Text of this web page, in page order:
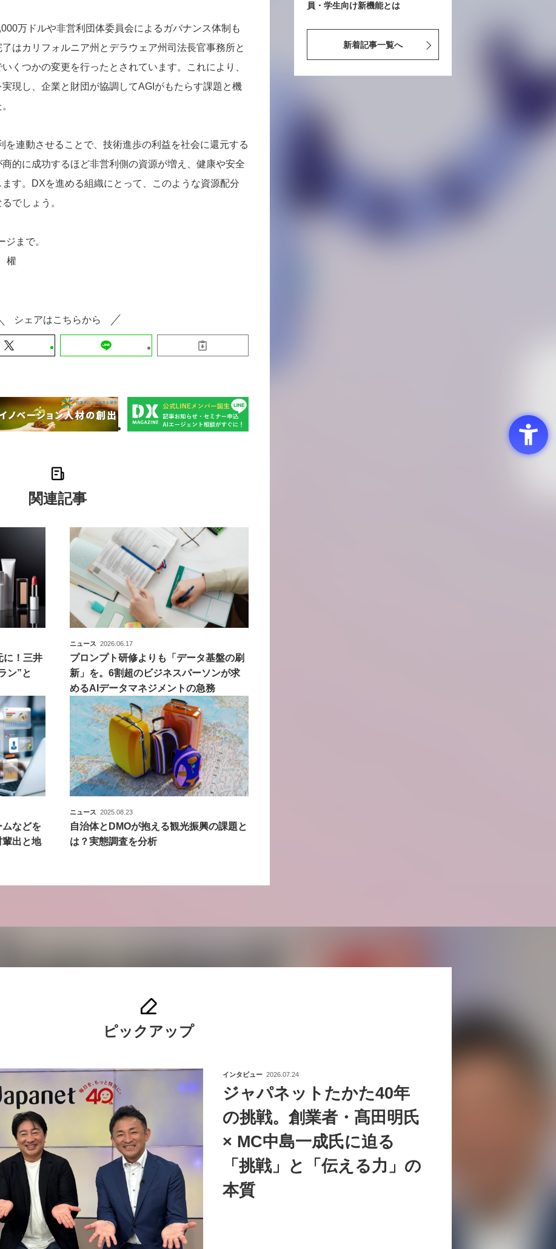
万ドルや非営利団体委員会によるガバナンス体制も
はカリフォルニア州とデラウェア州司法長官事務所と
くつかの変更を行ったとされています。これにより、
現し、企業と財団が協調してAGIがもたらす課題と機
を連動させることで、技術進歩の利益を社会に還元する
的に成功するほど非営利側の資源が増え、健康や安全
す。DXを進める組織にとって、このような資源配分
でしょう。
まで。
權
シェアはこちらから
関連記事
に！三井
ン”と
ニュース 2026.06.17
プロンプト研修よりも「データ基盤の刷
新」を。6割超のビジネスパーソンが求
めるAIデータマネジメントの急務
などを
輩出と地
ニュース 2025.08.23
自治体とDMOが抱える観光振興の課題と
は？実態調査を分析
員・学生向け新機能とは
新着記事一覧へ
ピックアップ
インタビュー 2026.07.24
ジャパネットたかた40年
の挑戦。創業者・髙田明氏
× MC中島一成氏に迫る
「挑戦」と「伝える力」の
本質